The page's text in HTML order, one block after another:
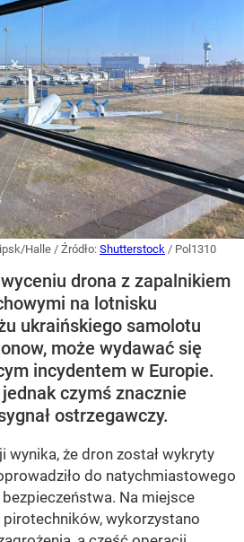
Halle / Źródło: Shutterstock / Pol1310
drona z zapalnikiem
na lotnisku
ukraińskiego samolotu
może wydawać się
incydentem w Europie.
czymś znacznie
ostrzegawczy.
że dron został wykryty
do natychmiastowego
Na miejsce
wykorzystano